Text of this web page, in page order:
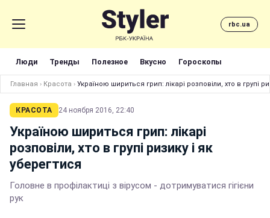
rbc.ua
Люди Тренды Полезное Вкусно Гороскопы
Главная › Красота › Україною шириться грип: лікарі розповіли, хто в групі
КРАСОТА 24 ноября 2016, 22:40
Україною шириться грип: лікарі
розповіли, хто в групі ризику і як
уберегтися
Головне в профілактиці з вірусом - дотримуватися гігієни
рук